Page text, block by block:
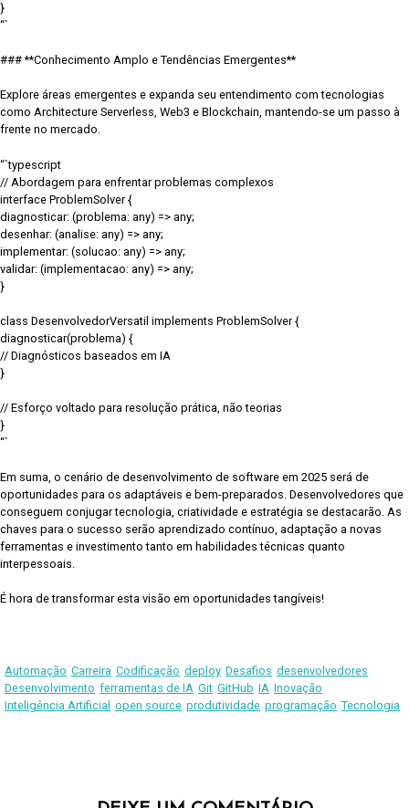
}
“`
### **Conhecimento Amplo e Tendências Emergentes**
Explore áreas emergentes e expanda seu entendimento com tecnologias
como Architecture Serverless, Web3 e Blockchain, mantendo-se um passo à
frente no mercado.
“`typescript
// Abordagem para enfrentar problemas complexos
interface ProblemSolver {
diagnosticar: (problema: any) => any;
desenhar: (analise: any) => any;
implementar: (solucao: any) => any;
validar: (implementacao: any) => any;
}
class DesenvolvedorVersatil implements ProblemSolver {
diagnosticar(problema) {
// Diagnósticos baseados em IA
}
// Esforço voltado para resolução prática, não teorias
}
“`
Em suma, o cenário de desenvolvimento de software em 2025 será de
oportunidades para os adaptáveis e bem-preparados. Desenvolvedores que
conseguem conjugar tecnologia, criatividade e estratégia se destacarão. As
chaves para o sucesso serão aprendizado contínuo, adaptação a novas
ferramentas e investimento tanto em habilidades técnicas quanto
interpessoais.
É hora de transformar esta visão em oportunidades tangíveis!
Automação Carreira Codificação deploy Desafios desenvolvedores
Desenvolvimento ferramentas de IA Git GitHub IA Inovação
Inteligência Artificial open source produtividade programação Tecnologia